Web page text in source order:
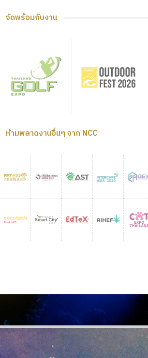
จัดพร้อมกับงาน
ห้ามพลาดงานอื่นๆ จาก NCC